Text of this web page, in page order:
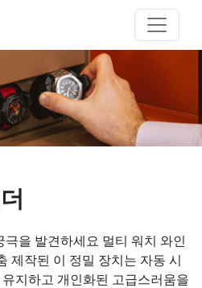
을 발견하세요 멀티 워치 와인
제작된 이 정밀 장치는 자동 시
지하고 개인화된 고급스러움을